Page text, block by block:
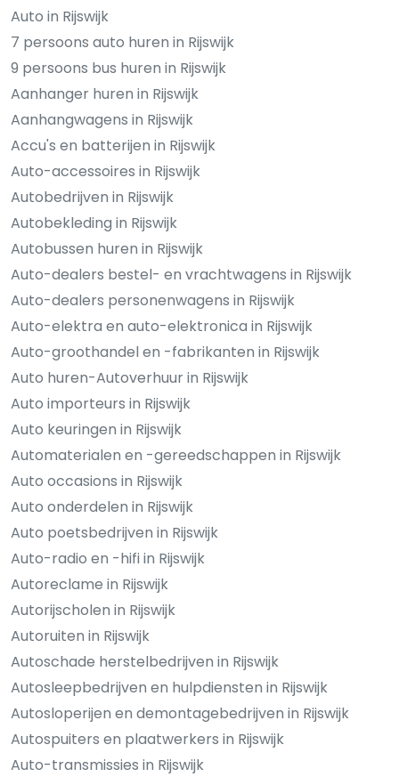
Auto in Rijswijk
7 persoons auto huren in Rijswijk
9 persoons bus huren in Rijswijk
Aanhanger huren in Rijswijk
Aanhangwagens in Rijswijk
Accu's en batterijen in Rijswijk
Auto-accessoires in Rijswijk
Autobedrijven in Rijswijk
Autobekleding in Rijswijk
Autobussen huren in Rijswijk
Auto-dealers bestel- en vrachtwagens in Rijswijk
Auto-dealers personenwagens in Rijswijk
Auto-elektra en auto-elektronica in Rijswijk
Auto-groothandel en -fabrikanten in Rijswijk
Auto huren-Autoverhuur in Rijswijk
Auto importeurs in Rijswijk
Auto keuringen in Rijswijk
Automaterialen en -gereedschappen in Rijswijk
Auto occasions in Rijswijk
Auto onderdelen in Rijswijk
Auto poetsbedrijven in Rijswijk
Auto-radio en -hifi in Rijswijk
Autoreclame in Rijswijk
Autorijscholen in Rijswijk
Autoruiten in Rijswijk
Autoschade herstelbedrijven in Rijswijk
Autosleepbedrijven en hulpdiensten in Rijswijk
Autosloperijen en demontagebedrijven in Rijswijk
Autospuiters en plaatwerkers in Rijswijk
Auto-transmissies in Rijswijk